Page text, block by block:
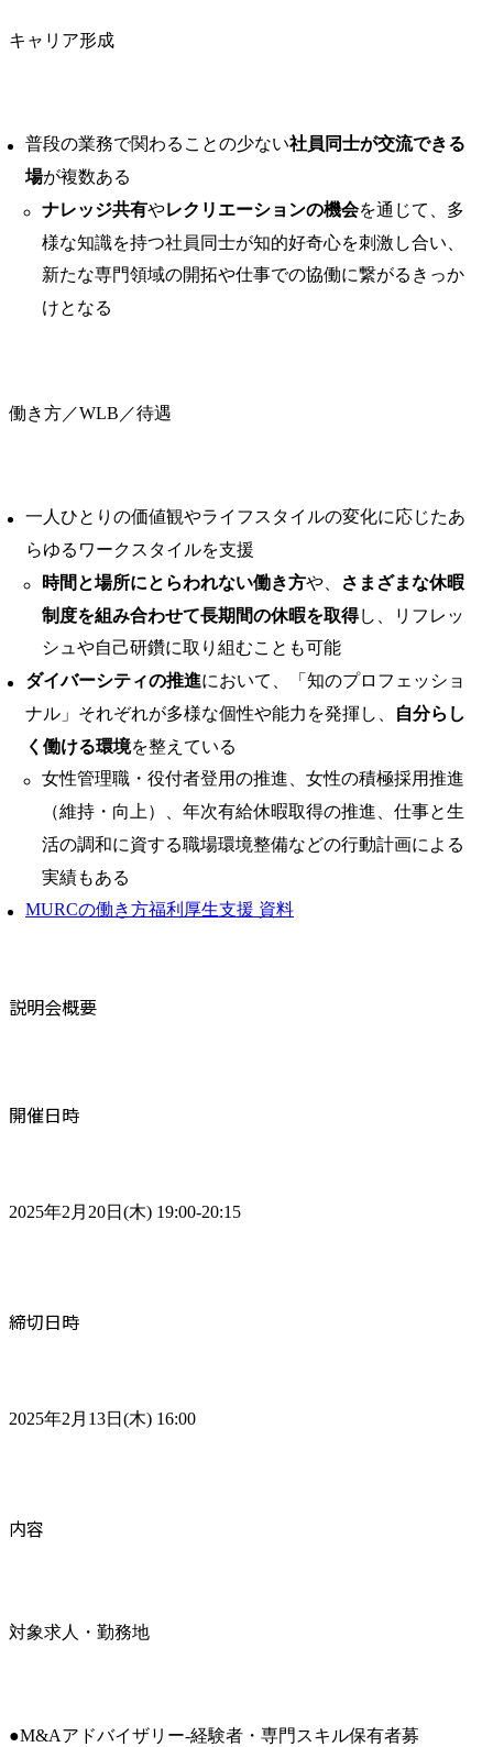
キャリア形成
普段の業務で関わることの少ない社員同士が交流できる
場が複数ある
ナレッジ共有やレクリエーションの機会を通じて、多
様な知識を持つ社員同士が知的好奇心を刺激し合い、
新たな専門領域の開拓や仕事での協働に繋がるきっか
けとなる
働き方／WLB／待遇
一人ひとりの価値観やライフスタイルの変化に応じたあ
らゆるワークスタイルを支援
時間と場所にとらわれない働き方や、
さまざまな休暇
制度を組み合わせて長期間の休暇を取得し、リフレッ
シュや自己研鑽に取り組むことも可能
ダイバーシティの推進において、「知のプロフェッショ
ナル」それぞれが多様な個性や能力を発揮し、
自分らし
く働ける環境を整えている
女性管理職・役付者登用の推進、女性の積極採用推進
（維持・向上）、年次有給休暇取得の推進、仕事と生
活の調和に資する職場環境整備などの行動計画による
実績もある
MURCの働き方福利厚生支援 資料
説明会概要
開催日時
2025年2月20日(木) 19:00-20:15
締切日時
2025年2月13日(木) 16:00
内容
対象求人・勤務地
●M&Aアドバイザリー-経験者・専門スキル保有者募